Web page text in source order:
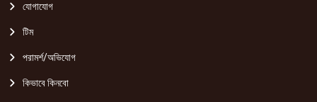
যোগাযোগ
টিম
পরামর্শ/অভিযোগ
কিভাবে কিনবো